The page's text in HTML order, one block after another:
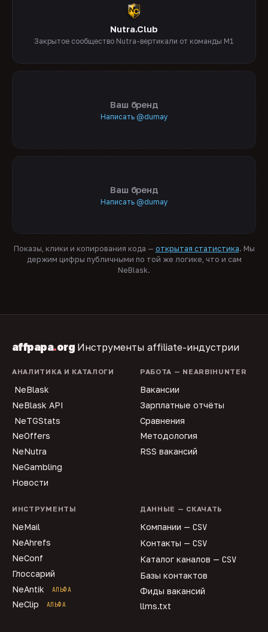
Nutra.Club
Закрытое сообщество Nutra-вертикали от команды M1
Ваш бренд
Написать @dumay
Ваш бренд
Написать @dumay
Показы, клики и копирования кода — открытая статистика. Мы
держим цифры публичными по той же логике, что и сам
NeBlask.
affpapa.org Инструменты affiliate-индустрии
АНАЛИТИКА И КАТАЛОГИ
NeBlask
NeBlask API
NeTGStats
NeOffers
NeNutra
NeGambling
Новости
РАБОТА — NEARBIHUNTER
Вакансии
Зарплатные отчёты
Сравнения
Методология
RSS вакансий
ИНСТРУМЕНТЫ
NeMail
NeAhrefs
NeConf
Глоссарий
NeAntik
АЛЬФА
NeClip АЛЬФА
ДАННЫЕ — СКАЧАТЬ
Компании — CSV
Контакты — CSV
Каталог каналов — CSV
Базы контактов
Фиды вакансий
llms.txt